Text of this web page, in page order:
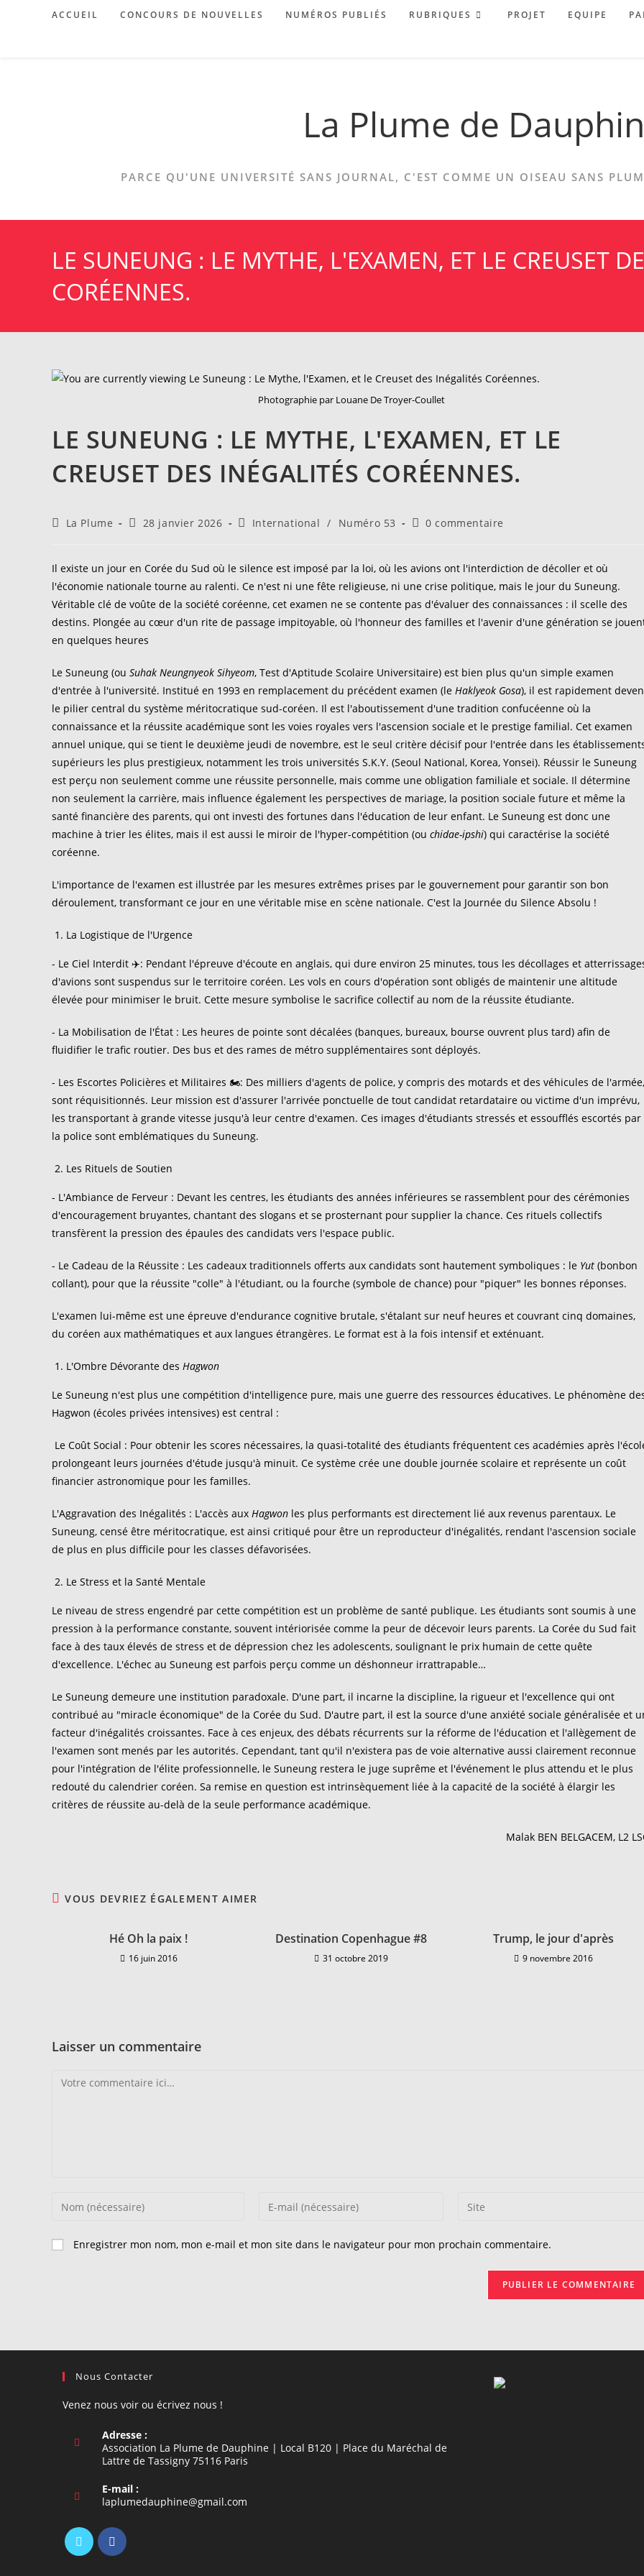
ACCUEIL CONCOURS DE NOUVELLES NUMÉROS PUBLIÉS RUBRIQUES PROJET EQUIPE
La Plume de
PARCE QU'UNE UNIVERSITÉ SANS JOURNAL, C'EST COMME UN OISEAU SANS
LE SUNEUNG : LE MYTHE, L'EXAMEN, ET LE CREUSET
CORÉENNES.
Photographie par Louane De Troyer-Coullet
LE SUNEUNG : LE MYTHE, L'EXAMEN, ET LE
CREUSET DES INÉGALITÉS CORÉENNES.
Auteur/autrice
publication :
La Plume
Publication
28 janvier 2026
PostInternational / Numéro 53
Commentaires
publication :
0 commentaire
Il existe un jour en Corée du Sud où le silence est imposé par la loi, où les avions ont l'interdiction de décoller et où
l'économie nationale tourne au ralenti. Ce n'est ni une fête religieuse, ni une crise politique, mais le jour du Suneung.
Véritable clé de voûte de la société coréenne, cet examen ne se contente pas d'évaluer des connaissances : il scelle des
destins. Plongée au cœur d'un rite de passage impitoyable, où l'honneur des familles et l'avenir d'une génération se
en quelques heures
Le Suneung (ou Suhak Neungnyeok Sihyeom, Test d'Aptitude Scolaire Universitaire) est bien plus qu'un simple examen
d'entrée à l'université. Institué en 1993 en remplacement du précédent examen (le Haklyeok Gosa), il est rapidement
le pilier central du système méritocratique sud-coréen. Il est l'aboutissement d'une tradition confucéenne où la
connaissance et la réussite académique sont les voies royales vers l'ascension sociale et le prestige familial. Cet examen
annuel unique, qui se tient le deuxième jeudi de novembre, est le seul critère décisif pour l'entrée dans les
supérieurs les plus prestigieux, notamment les trois universités S.K.Y. (Seoul National, Korea, Yonsei). Réussir le Suneung
est perçu non seulement comme une réussite personnelle, mais comme une obligation familiale et sociale. Il détermine
non seulement la carrière, mais influence également les perspectives de mariage, la position sociale future et même la
santé financière des parents, qui ont investi des fortunes dans l'éducation de leur enfant. Le Suneung est donc une
machine à trier les élites, mais il est aussi le miroir de l'hyper-compétition (ou chidae-ipshi) qui caractérise la société
coréenne.
L'importance de l'examen est illustrée par les mesures extrêmes prises par le gouvernement pour garantir son bon
déroulement, transformant ce jour en une véritable mise en scène nationale. C'est la Journée du Silence Absolu !
La Logistique de l'Urgence
- Le Ciel Interdit ✈️: Pendant l'épreuve d'écoute en anglais, qui dure environ 25 minutes, tous les décollages et
d'avions sont suspendus sur le territoire coréen. Les vols en cours d'opération sont obligés de maintenir une altitude
élevée pour minimiser le bruit. Cette mesure symbolise le sacrifice collectif au nom de la réussite étudiante.
- La Mobilisation de l'État : Les heures de pointe sont décalées (banques, bureaux, bourse ouvrent plus tard) afin de
fluidifier le trafic routier. Des bus et des rames de métro supplémentaires sont déployés.
- Les Escortes Policières et Militaires 🏍️: Des milliers d'agents de police, y compris des motards et des véhicules de l'armée,
sont réquisitionnés. Leur mission est d'assurer l'arrivée ponctuelle de tout candidat retardataire ou victime d'un imprévu,
les transportant à grande vitesse jusqu'à leur centre d'examen. Ces images d'étudiants stressés et essoufflés escortés par
la police sont emblématiques du Suneung.
Les Rituels de Soutien
- L'Ambiance de Ferveur : Devant les centres, les étudiants des années inférieures se rassemblent pour des cérémonies
d'encouragement bruyantes, chantant des slogans et se prosternant pour supplier la chance. Ces rituels collectifs
transfèrent la pression des épaules des candidats vers l'espace public.
- Le Cadeau de la Réussite : Les cadeaux traditionnels offerts aux candidats sont hautement symboliques : le Yut (bonbon
collant), pour que la réussite "colle" à l'étudiant, ou la fourche (symbole de chance) pour "piquer" les bonnes réponses.
L'examen lui-même est une épreuve d'endurance cognitive brutale, s'étalant sur neuf heures et couvrant cinq domaines,
du coréen aux mathématiques et aux langues étrangères. Le format est à la fois intensif et exténuant.
L'Ombre Dévorante des Hagwon
Le Suneung n'est plus une compétition d'intelligence pure, mais une guerre des ressources éducatives. Le phénomène
Hagwon (écoles privées intensives) est central :
Le Coût Social : Pour obtenir les scores nécessaires, la quasi-totalité des étudiants fréquentent ces académies après
prolongeant leurs journées d'étude jusqu'à minuit. Ce système crée une double journée scolaire et représente un coût
financier astronomique pour les familles.
L'Aggravation des Inégalités : L'accès aux Hagwon les plus performants est directement lié aux revenus parentaux. Le
Suneung, censé être méritocratique, est ainsi critiqué pour être un reproducteur d'inégalités, rendant l'ascension sociale
de plus en plus difficile pour les classes défavorisées.
Le Stress et la Santé Mentale
Le niveau de stress engendré par cette compétition est un problème de santé publique. Les étudiants sont soumis à une
pression à la performance constante, souvent intériorisée comme la peur de décevoir leurs parents. La Corée du Sud fait
face à des taux élevés de stress et de dépression chez les adolescents, soulignant le prix humain de cette quête
d'excellence. L'échec au Suneung est parfois perçu comme un déshonneur irrattrapable…
Le Suneung demeure une institution paradoxale. D'une part, il incarne la discipline, la rigueur et l'excellence qui ont
contribué au "miracle économique" de la Corée du Sud. D'autre part, il est la source d'une anxiété sociale généralisée et
facteur d'inégalités croissantes. Face à ces enjeux, des débats récurrents sur la réforme de l'éducation et l'allègement de
l'examen sont menés par les autorités. Cependant, tant qu'il n'existera pas de voie alternative aussi clairement reconnue
pour l'intégration de l'élite professionnelle, le Suneung restera le juge suprême et l'événement le plus attendu et le plus
redouté du calendrier coréen. Sa remise en question est intrinsèquement liée à la capacité de la société à élargir les
critères de réussite au-delà de la seule performance académique.
Malak BEN BELGACEM, L2
VOUS DEVRIEZ ÉGALEMENT AIMER
Hé Oh la paix !
16 juin 2016
Destination Copenhague #8
31 octobre 2019
Trump, le jour d'après
9 novembre 2016
Laisser un commentaire
Comment
Enter
name
or
Enter
Saisir
(facultatif)
Enregistrer mon nom, mon e-mail et mon site dans le navigateur pour mon prochain commentaire.
Nous Contacter
Venez nous voir ou écrivez nous !
Adresse :
Association La Plume de Dauphine | Local B120 | Place du Maréchal de
Lattre de Tassigny 75116 Paris
E-mail :
laplumedauphine@gmail.com